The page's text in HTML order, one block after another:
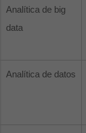
Analítica de big
data
Analítica de datos